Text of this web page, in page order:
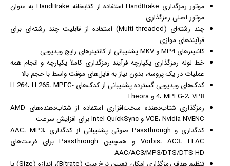
موتور رمزگذاری HandBrake استفاده از کتابخانه HandBrake به عنوان
موتور اصلی رمزگذاری
چند رشته‌ای (Multi-threaded) استفاده از قابلیت چند رشته‌ای برای
فرآیندهای موازی
کانتینرهای MP4 و MKV پشتیبانی از کانتینرهای رایج ویدیویی
خط لوله رمزگذاری یکپارچه فرآیند رمزگذاری کاملاً یکپارچه و انجام همه
عملیات در یک پروسه، بدون نیاز به فایل‌های موقت واسط با حجم بالا
کدک‌های ویدیویی گسترده پشتیبانی از کدک‌های H.264، H.265، MPEG-
4، MPEG-2، VP8 و Theora
رمزگذاری شتاب‌دهنده سخت‌افزاری استفاده از شتاب‌دهنده‌های AMD
VCE، Nvidia NVENC و Intel QuickSync برای افزایش سرعت
کدگذاری و Passthrough صوتی پشتیبانی از کدگذاری AAC، MP3،
Vorbis، AC3، FLAC و همچنین Passthrough برای فرمت‌های
AAC/AC3/MP3/DTS/DTS-HD